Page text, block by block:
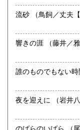
取り扱い分野
歴史、社会科学、
流砂 （鳥飼／丈夫
響きの涯 （藤
夜を迎えに （